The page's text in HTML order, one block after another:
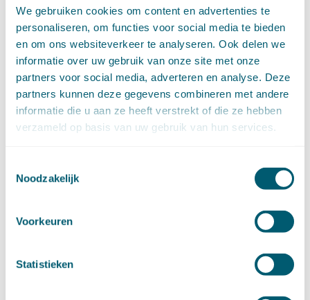
We gebruiken cookies om content en advertenties te
personaliseren, om functies voor social media te bieden
en om ons websiteverkeer te analyseren. Ook delen we
informatie over uw gebruik van onze site met onze
partners voor social media, adverteren en analyse. Deze
partners kunnen deze gegevens combineren met andere
informatie die u aan ze heeft verstrekt of die ze hebben
verzameld op basis van uw gebruik van hun services.
Noodzakelijk
Voorkeuren
Statistieken
oktober (17)
september (14)
augustus (9)
juli (19)
juni (21)
mei (9)
april (13)
maart (17)
►
2022 (168)
december (13)
oktober (15)
juli (16)